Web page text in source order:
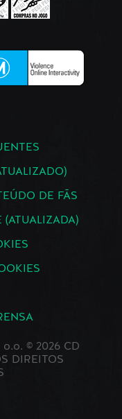
DE FÃS
(ATUALIZADA)
© 2026 CD
DIREITOS